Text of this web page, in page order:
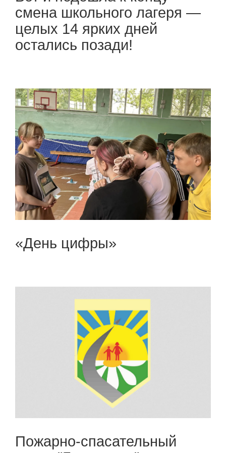
смена школьного лагеря —
целых 14 ярких дней
остались позади!
«День цифры»
Пожарно-спасательный